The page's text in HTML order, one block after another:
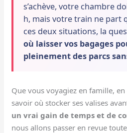
s’achève, votre chambre
h, mais votre train ne part
ces deux situations, la
où laisser vos bagages
pleinement des parcs
Que vous voyagiez en famille,
savoir où stocker ses valises
un vrai gain de temps et de
nous allons passer en revue